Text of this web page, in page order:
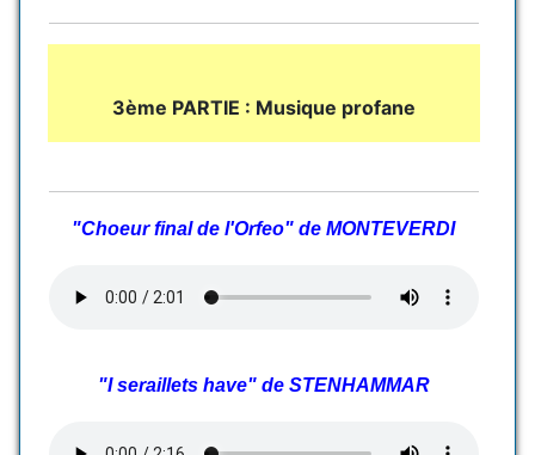
3ème PARTIE : Musique profane
"Choeur final de l'Orfeo" de MONTEVERDI
"I seraillets have" de STENHAMMAR